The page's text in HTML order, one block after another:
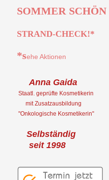
SOMMER SCHÖN
STRAND-CHECK!*
*sehe Aktionen
Anna Gaida
Staatl. geprüfte Kosmetikerin
mit Zusatzausbildung
"Onkologische Kosmetikerin"
Selbständig
seit 1998